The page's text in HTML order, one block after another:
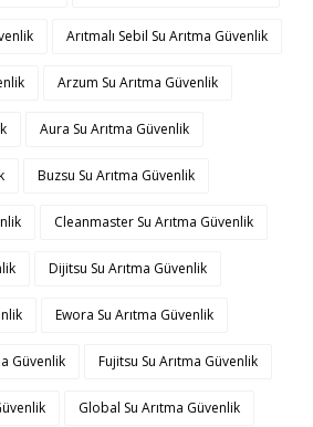
Arıtmalı Sebil Su Arıtma Güvenlik
Arzum Su Arıtma Güvenlik
Aura Su Arıtma Güvenlik
Buzsu Su Arıtma Güvenlik
Cleanmaster Su Arıtma Güvenlik
Dijitsu Su Arıtma Güvenlik
Ewora Su Arıtma Güvenlik
Güvenlik Fujitsu Su Arıtma Güvenlik
Global Su Arıtma Güvenlik